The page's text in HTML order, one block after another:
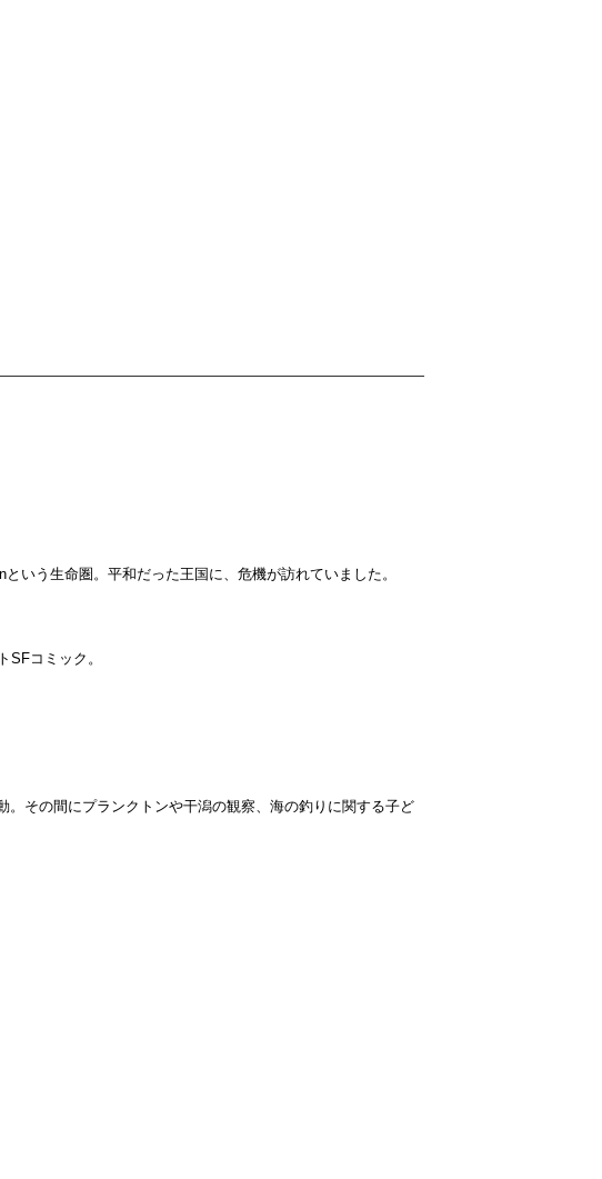
いう生命圏。平和だった王国に、危機が訪れていました。
コミック。
その間にプランクトンや干潟の観察、海の釣りに関する子ど